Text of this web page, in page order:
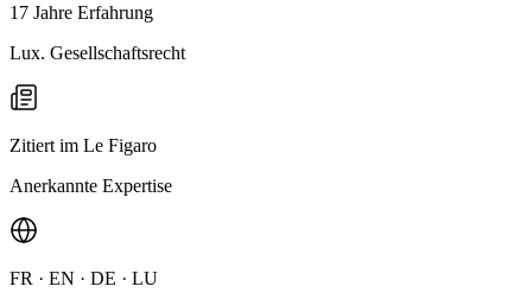
17 Jahre Erfahrung
Lux. Gesellschaftsrecht
Zitiert im Le Figaro
Anerkannte Expertise
FR · EN · DE · LU